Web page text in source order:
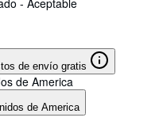
- Aceptable
de envío gratis
de America
de America